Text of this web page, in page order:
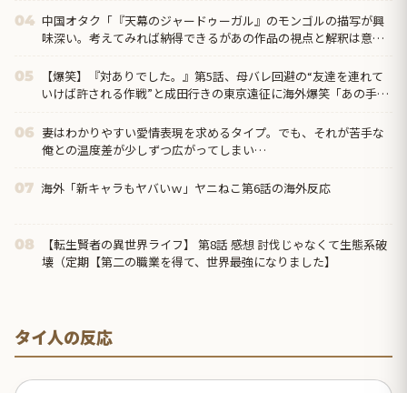
04 中国オタク「『天幕のジャードゥーガル』のモンゴルの描写が興
味深い。考えてみれば納得できるがあの作品の視点と解釈は意外
05
【爆笑】『対ありでした。』第5話、母バレ回避の“友達を連れて
いけば許される作戦”と成田行きの東京遠征に海外爆笑「あの手
06 妻はわかりやすい愛情表現を求めるタイプ。でも、それが苦手な
俺との温度差が少しずつ広がってしまい…
07 海外「新キャラもヤバいｗ」ヤニねこ第6話の海外反応
08
【転生賢者の異世界ライフ】 第8話 感想 討伐じゃなくて生態系破
壊（定期【第二の職業を得て、世界最強になりました】
タイ人の反応